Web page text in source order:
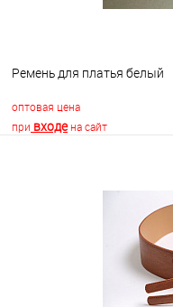
Ремень для платья белый
оптовая цена
при входена сайт